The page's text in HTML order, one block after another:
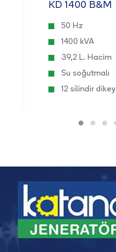
KD 1400 B&M
50 Hz
1400 kVA
39,2 L. Hacim
Su soğutmalı
12 silindir dikey